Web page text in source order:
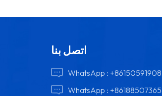
اتصل بنا
WhatsApp :
WhatsApp :